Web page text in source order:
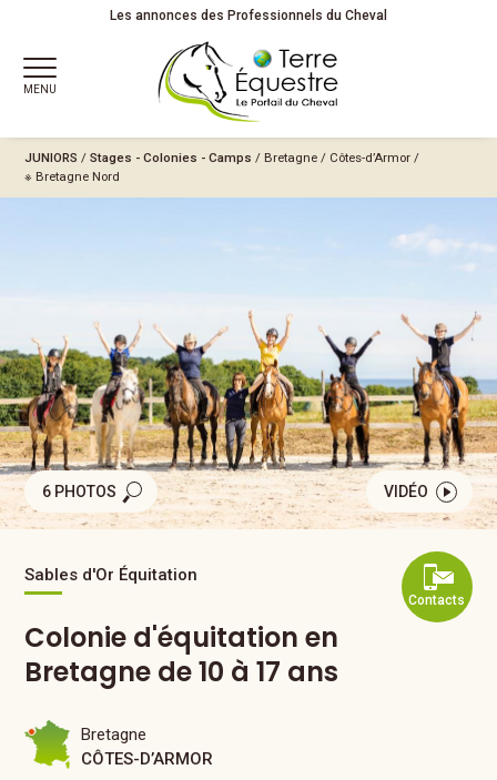
Les annonces des Professionnels du Cheval
MENU
JUNIORS /Stages - Colonies - Camps / Bretagne / Côtes-d’Armor /
※ Bretagne Nord
6 PHOTOS VIDÉO
Contacts
Sables d'Or Équitation
Colonie d'équitation en
Bretagne de 10 à 17 ans
Bretagne
CÔTES-D’ARMOR